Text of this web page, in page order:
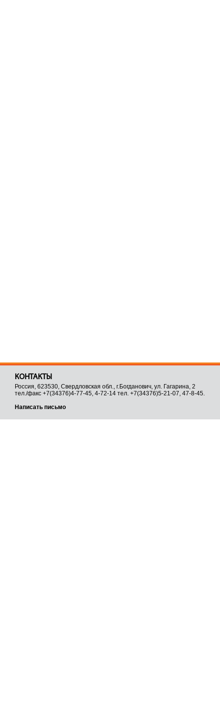
КОНТАКТЫ
Россия, 623530, Свердловская обл., г.Богданович, ул. Гагарина, 2
тел./факс +7(34376)4-77-45, 4-72-14 тел. +7(34376)5-21-07, 47-8-45.
Написать письмо